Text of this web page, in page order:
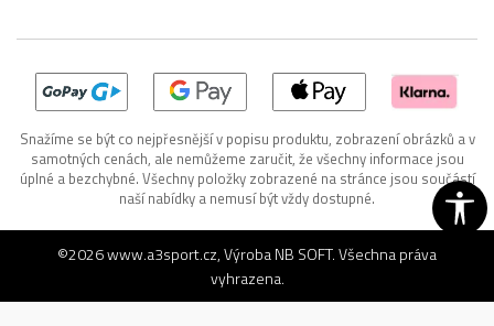
Snažíme se být co nejpřesnější v popisu produktu, zobrazení obrázků a v
samotných cenách, ale nemůžeme zaručit, že všechny informace jsou
úplné a bezchybné. Všechny položky zobrazené na stránce jsou součástí
naší nabídky a nemusí být vždy dostupné.
©2026www.a3sport.cz, VýrobaNB SOFT. Všechna práva
vyhrazena.